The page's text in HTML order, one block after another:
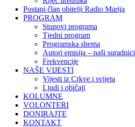
Postani član obitelji Radio Marija
PROGRAM
Stupovi programa
Tjedni program
Programska shema
Autori emisija – naši suradnici
Frekvencije
NAŠE VIJESTI
Vijesti iz Crkve i svijeta
Ljudi i običaji
KOLUMNE
VOLONTERI
DONIRAJTE
KONTAKT